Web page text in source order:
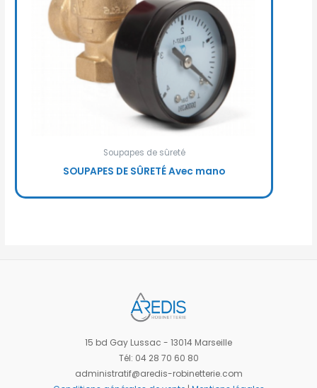
Soupapes de sûreté
SOUPAPES DE SÛRETÉ Avec mano
15 bd Gay Lussac - 13014 Marseille
Tél: 04 28 70 60 80
administratif@aredis-robinetterie.com